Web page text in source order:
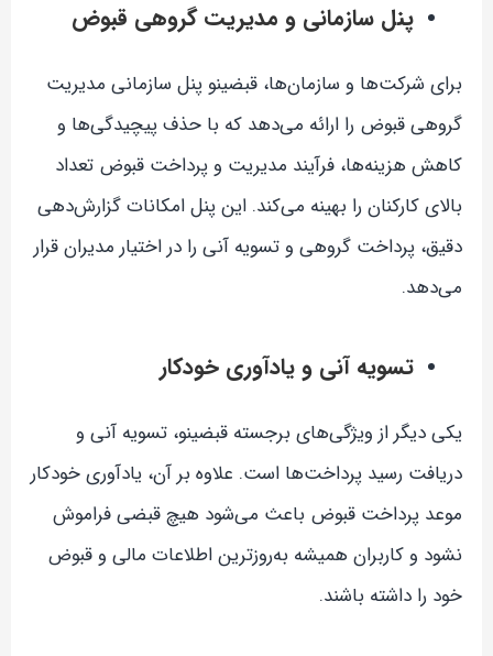
پنل سازمانی و مدیریت گروهی قبوض
برای شرکت‌ها و سازمان‌ها، قبضینو پنل سازمانی مدیریت
گروهی قبوض را ارائه می‌دهد که با حذف پیچیدگی‌ها و
کاهش هزینه‌ها، فرآیند مدیریت و پرداخت قبوض تعداد
بالای کارکنان را بهینه می‌کند. این پنل امکانات گزارش‌دهی
دقیق، پرداخت گروهی و تسویه آنی را در اختیار مدیران قرار
می‌دهد.
تسویه آنی و یادآوری خودکار
یکی دیگر از ویژگی‌های برجسته قبضینو، تسویه آنی و
دریافت رسید پرداخت‌ها است. علاوه بر آن، یادآوری خودکار
موعد پرداخت قبوض باعث می‌شود هیچ قبضی فراموش
نشود و کاربران همیشه به‌روزترین اطلاعات مالی و قبوض
خود را داشته باشند.